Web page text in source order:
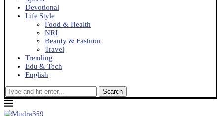
Devotional
Life Style
Food & Health
NRI
Beauty & Fashion
Travel
Trending
Edu & Tech
English
Search